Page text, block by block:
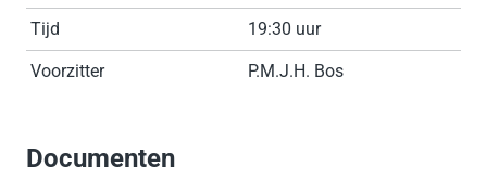
Tijd 19:30 uur
Voorzitter P.M.J.H. Bos
Documenten